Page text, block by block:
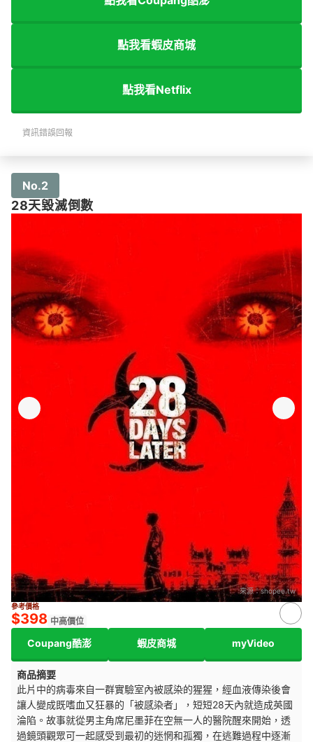
點我看蝦皮商城
點我看Netflix
資訊錯誤回報
No.2
28天毀滅倒數
來源：shopee.tw
參考價格
$398 中高價位
Coupang酷澎 蝦皮商城 myVideo
商品摘要
此片中的病毒來自一群實驗室內被感染的猩猩，經血液傳染後會
讓人變成既嗜血又狂暴的「被感染者」，短短28天內就造成英國
淪陷。故事就從男主角席尼墨菲在空無一人的醫院醒來開始，透
過鏡頭觀眾可一起感受到最初的迷惘和孤獨，在逃難過程中逐漸